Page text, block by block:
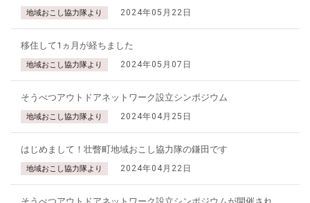
地域おこし協力隊より 2024年05月22日
移住して1ヵ月が経ちました
地域おこし協力隊より 2024年05月07日
そうべつアウトドアネットワーク設立シンポジウム
地域おこし協力隊より 2024年04月25日
はじめまして！壮瞥町地域おこし協力隊の鎌田です
地域おこし協力隊より 2024年04月22日